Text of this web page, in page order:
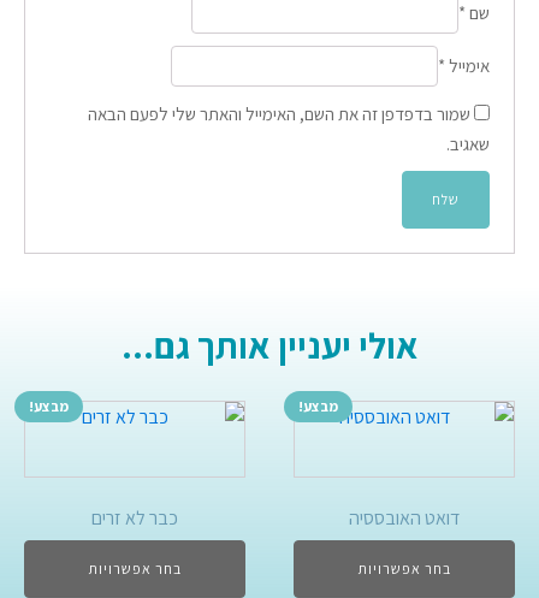
שם *
אימייל *
שמור בדפדפן זה את השם, האימייל והאתר שלי לפעם הבאה
שאגיב.
אולי יעניין אותך גם...
מבצע!
דואט האובססיה
בחר אפשרויות
מבצע!
כבר לא זרים
בחר אפשרויות